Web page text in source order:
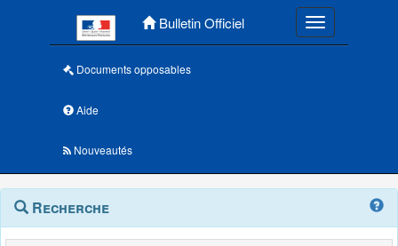
Bulletin Officiel Toggle
Documents opposables
Aide
Nouveautés
Navigation
outils
Menu
contextuel
Recherche